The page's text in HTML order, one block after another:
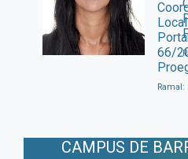
66/
Ramal:
CAMPUS DE